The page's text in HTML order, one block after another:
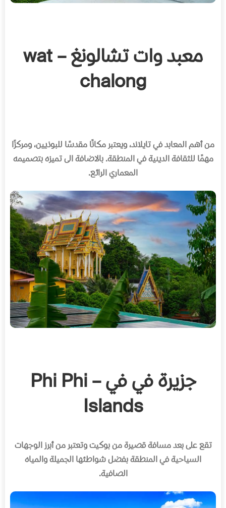
معبد وات تشالونغ – wat
chalong
من أهم المعابد في تايلاند، ويعتبر مكانًا مقدسًا للبوذيين، ومركزًا
مهمًا للثقافة الدينية في المنطقة.بالاضافة الى تميزه بتصميمه
المعماري الرائع.
جزيرة في في – Phi Phi
Islands
تقع على بعد مسافة قصيرة من بوكيت وتعتبر من أبرز الوجهات
السياحية في المنطقة بفضل شواطئها الجميلة والمياه
الصافية.